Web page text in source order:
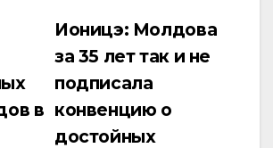
Ионицэ: Молдова
за 35 лет так и не
подписала
конвенцию о
достойных
в